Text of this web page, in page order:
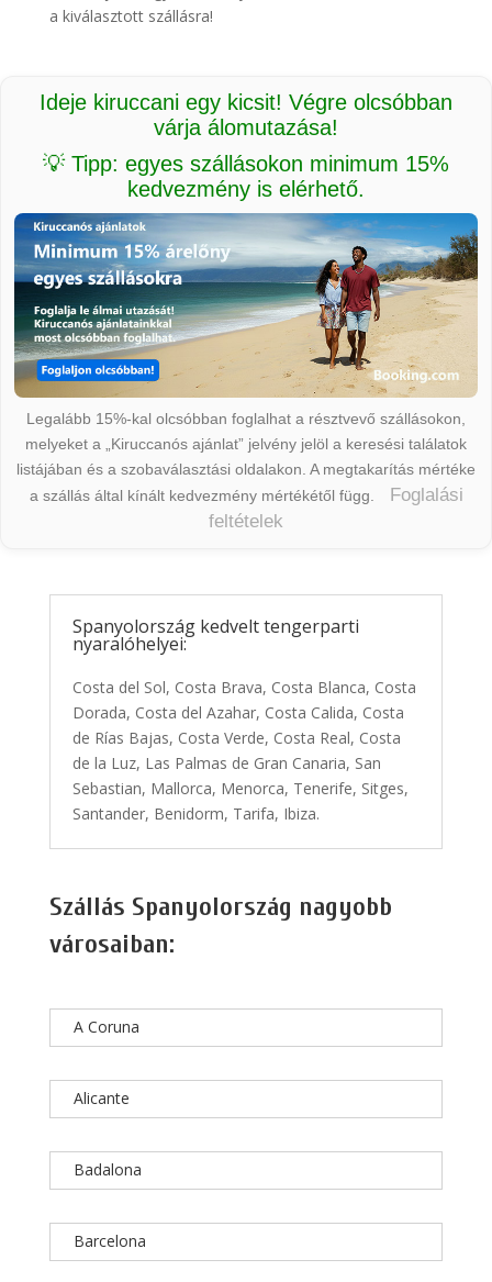
a kiválasztott szállásra!
Ideje kiruccani egy kicsit! Végre olcsóbban
várja álomutazása!
💡 Tipp: egyes szállásokon minimum 15%
kedvezmény is elérhető.
Legalább 15%-kal olcsóbban foglalhat a résztvevő szállásokon,
melyeket a „Kiruccanós ajánlat” jelvény jelöl a keresési találatok
listájában és a szobaválasztási oldalakon. A megtakarítás mértéke
a szállás által kínált kedvezmény mértékétől függ.
Foglalási
feltételek
Spanyolország kedvelt tengerparti
nyaralóhelyei:
Costa del Sol, Costa Brava, Costa Blanca, Costa
Dorada, Costa del Azahar, Costa Calida, Costa
de Rías Bajas, Costa Verde, Costa Real, Costa
de la Luz, Las Palmas de Gran Canaria, San
Sebastian, Mallorca, Menorca, Tenerife, Sitges,
Santander, Benidorm, Tarifa, Ibiza.
Szállás Spanyolország nagyobb
városaiban:
A Coruna
Alicante
Badalona
Barcelona